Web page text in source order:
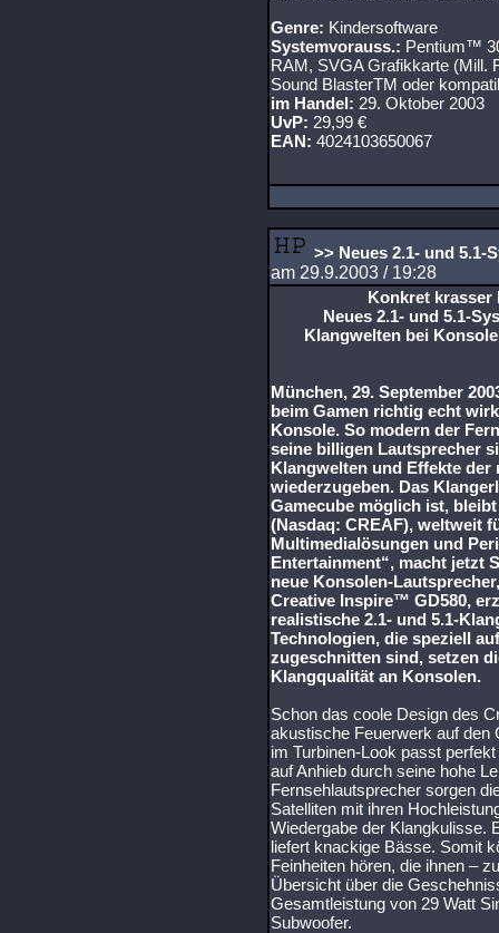
Genre: Kindersoftware
Systemvorauss.: Pentium™
RAM, SVGA Grafikkarte (Mill.
Sound BlasterTM oder
im Handel: 29. Oktober 2003
UvP: 29,99 €
EAN: 4024103650067
>> Neues 2.1- und 5.1-
am 29.9.2003 / 19:28
Konkret krasser
Neues 2.1- und 5.1-
Klangwelten bei
München, 29. September
beim Gamen richtig echt
Konsole. So modern der
seine billigen Lautsprecher
Klangwelten und Effekte der
wiederzugeben. Das
Gamecube möglich ist,
(Nasdaq: CREAF), weltweit
Multimedialösungen und
Entertainment“, macht jetzt
neue Konsolen-
Creative Inspire™ GD580,
realistische 2.1- und 5.1-
Technologien, die speziell
zugeschnitten sind, setzen
Klangqualität an Konsolen.
Schon das coole Design des
akustische Feuerwerk auf
im Turbinen-Look passt
auf Anhieb durch seine hohe
Fernsehlautsprecher sorgen
Satelliten mit ihren
Wiedergabe der Klangkulisse.
liefert knackige Bässe. Somit
Feinheiten hören, die ihnen –
Übersicht über die
Gesamtleistung von 29 Watt
Subwoofer.